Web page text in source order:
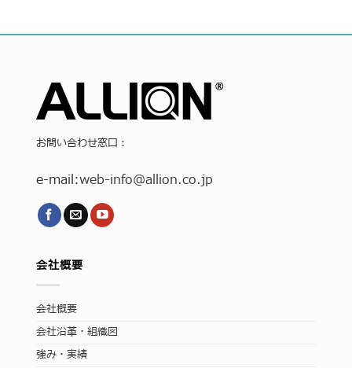
お問い合わせ窓口：
e-mail:web-info@allion.co.jp
会社概要
会社概要
会社沿革・組織図
強み・実績